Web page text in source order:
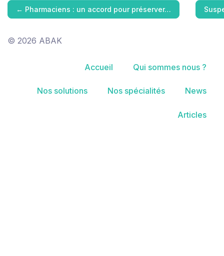
← Pharmaciens : un accord pour préserver…
© 2026 ABAK
Accueil Qui sommes nous ?
Nos solutions Nos spécialités News
Articles